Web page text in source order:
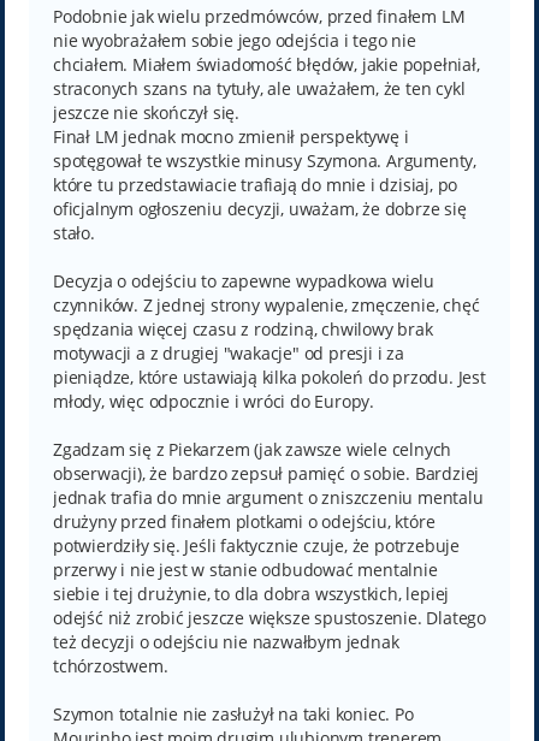
t
Podobnie jak wielu przedmówców, przed finałem LM
nie wyobrażałem sobie jego odejścia i tego nie
chciałem. Miałem świadomość błędów, jakie popełniał,
straconych szans na tytuły, ale uważałem, że ten cykl
jeszcze nie skończył się.
Finał LM jednak mocno zmienił perspektywę i
spotęgował te wszystkie minusy Szymona. Argumenty,
które tu przedstawiacie trafiają do mnie i dzisiaj, po
oficjalnym ogłoszeniu decyzji, uważam, że dobrze się
stało.
Decyzja o odejściu to zapewne wypadkowa wielu
czynników. Z jednej strony wypalenie, zmęczenie, chęć
spędzania więcej czasu z rodziną, chwilowy brak
motywacji a z drugiej "wakacje" od presji i za
pieniądze, które ustawiają kilka pokoleń do przodu. Jest
młody, więc odpocznie i wróci do Europy.
Zgadzam się z Piekarzem (jak zawsze wiele celnych
obserwacji), że bardzo zepsuł pamięć o sobie. Bardziej
jednak trafia do mnie argument o zniszczeniu mentalu
drużyny przed finałem plotkami o odejściu, które
potwierdziły się. Jeśli faktycznie czuje, że potrzebuje
przerwy i nie jest w stanie odbudować mentalnie
siebie i tej drużynie, to dla dobra wszystkich, lepiej
odejść niż zrobić jeszcze większe spustoszenie. Dlatego
też decyzji o odejściu nie nazwałbym jednak
tchórzostwem.
Szymon totalnie nie zasłużył na taki koniec. Po